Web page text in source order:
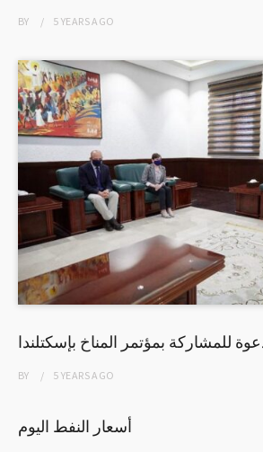
BY 5 YEARSAGO
للمشاركة بمؤتمر المناخ بإسكتلندا
BY 5 YEARSAGO
أسعار النفط اليوم